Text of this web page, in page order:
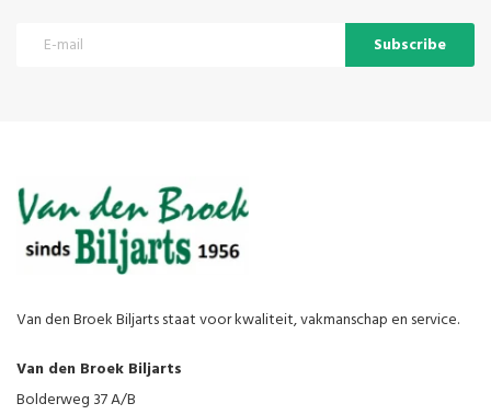
Subscribe
Van den Broek Biljarts staat voor kwaliteit, vakmanschap en service.
Van den Broek Biljarts
Bolderweg 37 A/B